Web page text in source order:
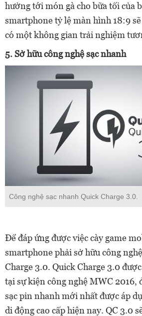
hưởng tới món gà cho bữa tối của
smartphone tỷ lệ màn hình 18:9
có một không gian trải nghiệm
5. Sở hữu công nghệ sạc nhanh
Công nghệ sạc nhanh Quick Charge 3.0.
Để đáp ứng được việc cày game
smartphone phải sở hữu công
Charge 3.0. Quick Charge 3.0
tại sự kiện công nghệ MWC 2016,
sạc pin nhanh mới nhất được áp
di động cao cấp hiện nay. QC 3.0